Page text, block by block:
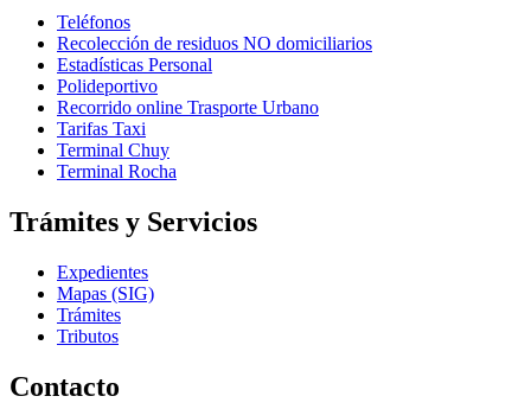
Teléfonos
Recolección de residuos NO domiciliarios
Estadísticas Personal
Polideportivo
Recorrido online Trasporte Urbano
Tarifas Taxi
Terminal Chuy
Terminal Rocha
Trámites y Servicios
Expedientes
Mapas (SIG)
Trámites
Tributos
Contacto